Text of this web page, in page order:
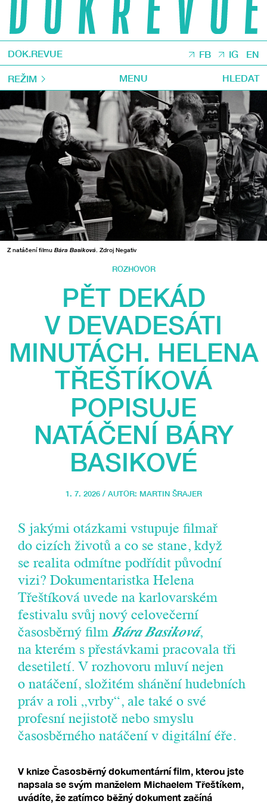
DOK.REVUE FB IG EN
REŽIM MENU HLEDAT
Z natáčení filmu Bára Basiková . Zdroj Negativ
ROZHOVOR
PĚT DEKÁD
V DEVADESÁTI
MINUTÁCH. HELENA
TŘEŠTÍKOVÁ
POPISUJE
NATÁČENÍ BÁRY
BASIKOVÉ
1. 7. 2026 / AUTOR: MARTIN ŠRAJER
S jakými otázkami vstupuje filmař
do cizích životů a co se stane, když
se realita odmítne podřídit původní
vizi? Dokumentaristka Helena
Třeštíková uvede na karlovarském
festivalu svůj nový celovečerní
časosběrný filmBára Basiková,
na kterém s přestávkami pracovala tři
desetiletí. V rozhovoru mluví nejen
o natáčení, složitém shánění hudebních
práv a roli „vrby“, ale také o své
profesní nejistotě nebo smyslu
časosběrného natáčení v digitální éře.
V knize Časosběrný dokumentární film, kterou jste
napsala se svým manželem Michaelem Třeštíkem,
uvádíte, že zatímco běžný dokument začíná